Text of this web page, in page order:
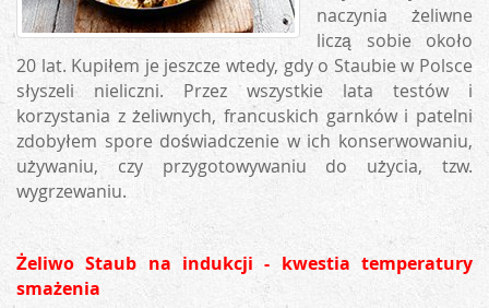
naczynia żeliwne
liczą sobie około
20 lat. Kupiłem je jeszcze wtedy, gdy o Staubie w Polsce
słyszeli nieliczni. Przez wszystkie lata testów i
korzystania z żeliwnych, francuskich garnków i patelni
zdobyłem spore doświadczenie w ich konserwowaniu,
używaniu, czy przygotowywaniu do użycia, tzw.
wygrzewaniu.
Żeliwo Staub na indukcji - kwestia temperatury
smażenia